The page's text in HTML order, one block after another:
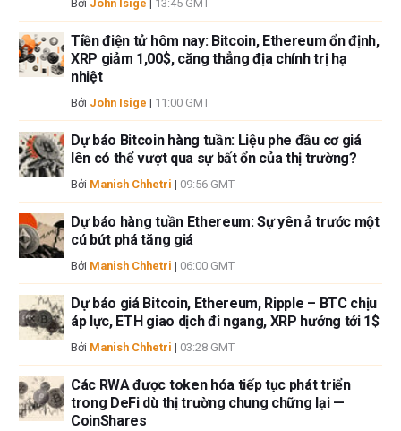
thông tin này và việc hiển thị hoặc sử dụng thông tin này. Ngoại trừ các
lỗi và thiếu sót.
Tác giả và FXStreet không phải là các cố vấn đầu tư đã đăng ký và không
có nội dung nào trong bài viết này nhằm mục đích tư vấn đầu tư.
Bởi John Isige | 13:45 GMT
Tiền điện tử hôm nay: Bitcoin, Ethereum ổn định,
XRP giảm 1,00$, căng thẳng địa chính trị hạ
nhiệt
Bởi John Isige | 11:00 GMT
Dự báo Bitcoin hàng tuần: Liệu phe đầu cơ giá
lên có thể vượt qua sự bất ổn của thị trường?
Bởi Manish Chhetri | 09:56 GMT
Dự báo hàng tuần Ethereum: Sự yên ả trước một
cú bứt phá tăng giá
Bởi Manish Chhetri | 06:00 GMT
Dự báo giá Bitcoin, Ethereum, Ripple – BTC chịu
áp lực, ETH giao dịch đi ngang, XRP hướng tới 1$
Bởi Manish Chhetri | 03:28 GMT
Các RWA được token hóa tiếp tục phát triển
trong DeFi dù thị trường chung chững lại —
CoinShares